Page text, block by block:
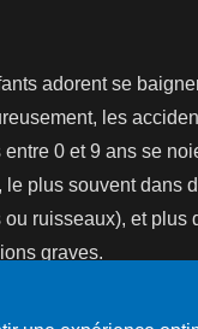
adorent se
les
entre 0 et 9 ans se
le plus souvent dans
ou ruisseaux), et plus
graves.